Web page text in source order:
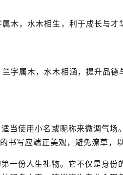
木，水木相生，利于成长与才
字属木，水木相涵，提升品德
当使用小名或昵称来微调气场
书写应端正美观，避免潦草，
一份人生礼物。它不仅是身份